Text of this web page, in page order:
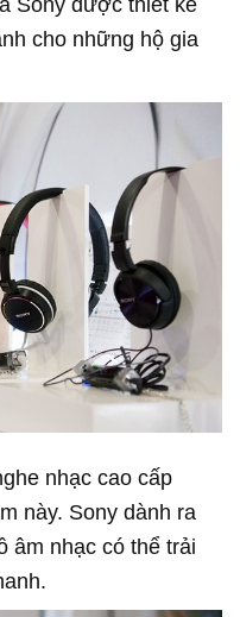
Sony được thiết kế
cho những hộ gia
nhạc cao cấp
này. Sony dành ra
âm nhạc có thể trải